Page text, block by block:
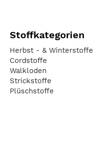
Stoffkategorien
Herbst - & Winterstoffe
Cordstoffe
Walkloden
Strickstoffe
Plüschstoffe